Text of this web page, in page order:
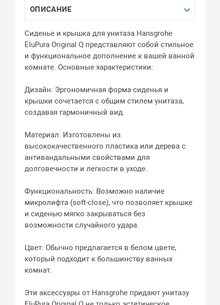
ОПИСАНИЕ
Сиденье и крышка для унитаза Hansgrohe
EluPura Original Q представляют собой стильное
и функциональное дополнение к вашей ванной
комнате. Основные характеристики:
Дизайн: Эргономичная форма сиденья и
крышки сочетается с общим стилем унитаза,
создавая гармоничный вид.
Материал: Изготовлены из
высококачественного пластика или дерева с
антивандальными свойствами для
долговечности и легкости в уходе.
Функциональность: Возможно наличие
микролифта (soft-close), что позволяет крышке
и сиденью мягко закрываться без
возможности случайного удара.
Цвет: Обычно предлагается в белом цвете,
который подходит к большинству ванных
комнат.
Эти аксессуары от Hansgrohe придают унитазу